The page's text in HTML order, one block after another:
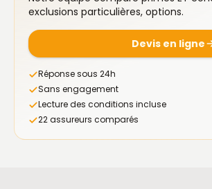
exclusions particulières, options.
Devis en ligne
Réponse sous 24h
Sans engagement
Lecture des conditions incluse
22 assureurs comparés